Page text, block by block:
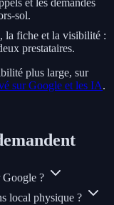
et les demandes
sol.
la fiche et la visibilité :
prestataires.
plus large, sur
sur Google et les IA.
Google ?
local physique ?